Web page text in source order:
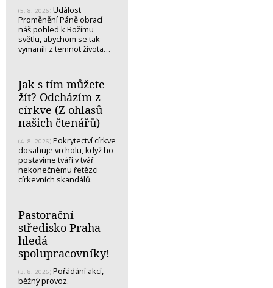
(5. 8. 2026) Událost
Proměnění Páně obrací
náš pohled k Božímu
světlu, abychom se tak
vymanili z temnot života…
Jak s tím můžete
žít? Odcházím z
církve (Z ohlasů
našich čtenářů)
(4. 8. 2026) Pokrytectví církve
dosahuje vrcholu, když ho
postavíme tváří v tvář
nekonečnému řetězci
církevních skandálů.
Pastorační
středisko Praha
hledá
spolupracovníky!
(3. 8. 2026) Pořádání akcí,
běžný provoz.